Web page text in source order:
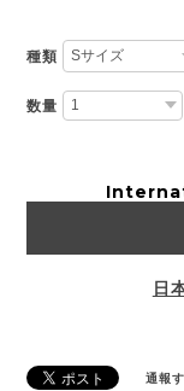
種類
数量
日
通報